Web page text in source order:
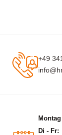
+49
Di - Fr: